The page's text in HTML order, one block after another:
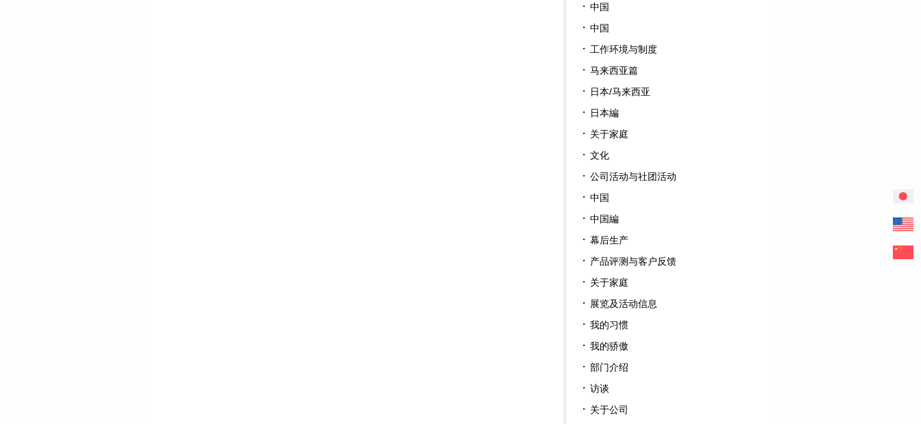
中国
中国
工作环境与制度
马来西亚篇
日本/马来西亚
日本編
关于家庭
文化
公司活动与社团活动
中国
中国編
幕后生产
产品评测与客户反馈
关于家庭
展览及活动信息
我的习惯
我的骄傲
部门介绍
访谈
关于公司